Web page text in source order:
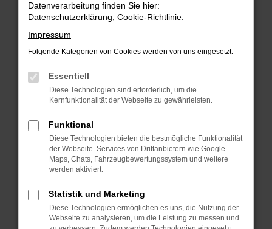
FEHLER: NETWORK ERROR
Beim Laden ist ein Fehler aufgetreten.
Hier sind ein paar Tipps, die dir helfen können:
Überprüfe deine Firewall und deine
Internetverbindung.
Laden andere Webseiten, zum Beispiel
Prüfe deine Browsererweiterungen.
Manche Erweiterungen, wie Werbeblocker,
können das Laden bestimmter Seiten
anderen Browser oder in einem privaten
Fenster?
Datenverarbeitung finden Sie hier:
Datenschutzerklärung Cookie-Richtlinie
Impressum
Folgende Kategorien von Cookies werden von uns eingesetzt:
Essentiell
Diese Technologien sind erforderlich, um die
Kernfunktionalität der Webseite zu gewährleisten.
Funktional
Diese Technologien bieten die bestmögliche Funktionalität
der Webseite. Services von Drittanbietern wie Google
Maps, Chats, Fahrzeugbewertungssystem und weitere
werden aktiviert.
Statistik und Marketing
Diese Technologien ermöglichen es uns, die Nutzung der
Webseite zu analysieren, um die Leistung zu messen und